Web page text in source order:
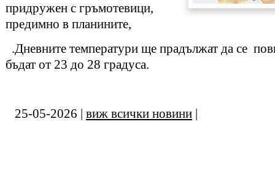
придружен с гръмотевици,
предимно в планините,
.Дневните температури ще прадължат да се
бъдат от 23 до 28 градуса.
25-05-2026 | виж всички новини |